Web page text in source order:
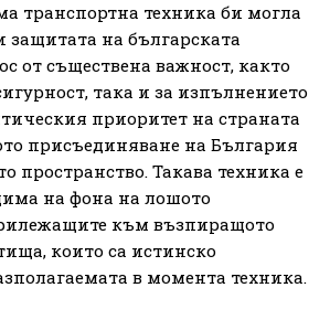
транспортна техника би могла
защитата на българската
от съществена важност, както
така и за изпълнението
приоритет на страната
присъединяване на България
пространство. Такава техника е
на фона на лошото
към възпиращото
които са истинско
в момента техника.